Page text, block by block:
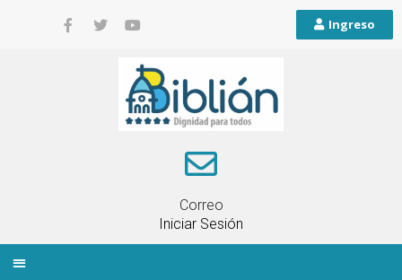
Ingreso
Correo
Iniciar Sesión